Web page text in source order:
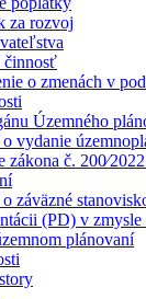
za rozvoj
činnosť
o zmenách v
Územného
vydanie
zákona č.
záväzné
(PD) v zmysle
plánovaní